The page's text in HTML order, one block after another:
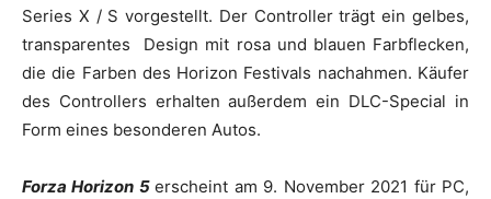
Series X / S vorgestellt. Der Controller trägt ein gelbes,
transparentes Design mit rosa und blauen Farbflecken,
die die Farben des Horizon Festivals nachahmen. Käufer
des Controllers erhalten außerdem ein DLC-Special in
Form eines besonderen Autos.
Forza Horizon 5 erscheint am 9. November 2021 für PC,